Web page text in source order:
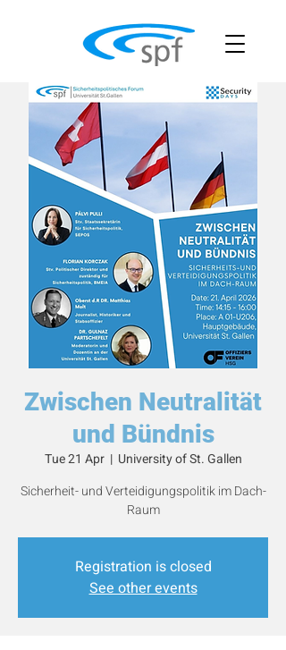
Zwischen Neutralität
und Bündnis
Tue 21 Apr
  |
University of St. Gallen
Sicherheit- und Verteidigungspolitik im Dach-
Raum
Registration is closed
See other events